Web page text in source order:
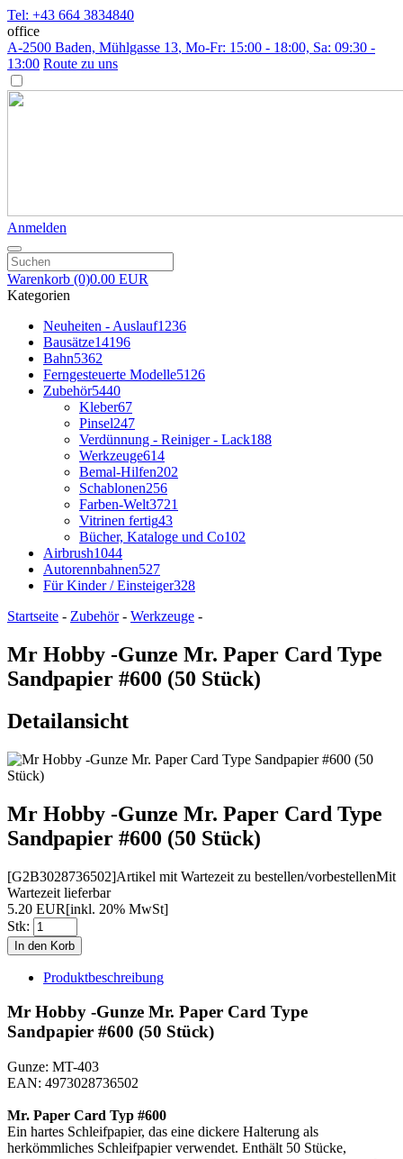
Tel: +43 664 3834840
office
A-2500 Baden, Mühlgasse 13, Mo-Fr: 15:00 - 18:00, Sa: 09:30 -
13:00 Route zu uns
Anmelden
Warenkorb (0)0.00 EUR
Kategorien
Neuheiten - Auslauf1236
Bausätze14196
Bahn5362
Ferngesteuerte Modelle5126
Zubehör5440
Kleber67
Pinsel247
Verdünnung - Reiniger - Lack188
Werkzeuge614
Bemal-Hilfen202
Schablonen256
Farben-Welt3721
Vitrinen fertig43
Bücher, Kataloge und Co102
Airbrush1044
Autorennbahnen527
Für Kinder / Einsteiger328
Startseite - Zubehör- Werkzeuge -
Mr Hobby -Gunze Mr. Paper Card Type
Sandpapier #600 (50 Stück)
Detailansicht
Mr Hobby -Gunze Mr. Paper Card Type
Sandpapier #600 (50 Stück)
[G2B3028736502]Artikel mit Wartezeit zu bestellen/vorbestellenMit
Wartezeit lieferbar
5.20 EUR[inkl. 20% MwSt]
Stk:
Produktbeschreibung
Mr Hobby -Gunze Mr. Paper Card Type
Sandpapier #600 (50 Stück)
Gunze: MT-403
EAN: 4973028736502
Mr. Paper Card Typ #600
Ein hartes Schleifpapier, das eine dickere Halterung als
herkömmliches Schleifpapier verwendet. Enthält 50 Stücke,